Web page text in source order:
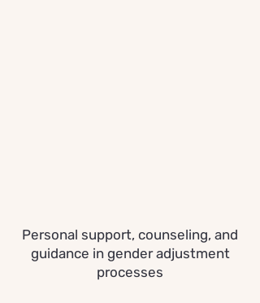
Personal support, counseling, and
guidance in gender adjustment
processes